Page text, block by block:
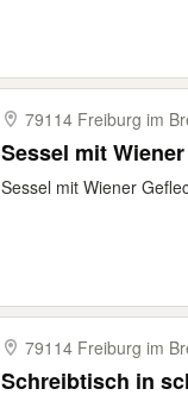
79114 Freiburg im
Sessel mit
Sessel mit Wiener
79114 Freiburg im
Schreibtisch in